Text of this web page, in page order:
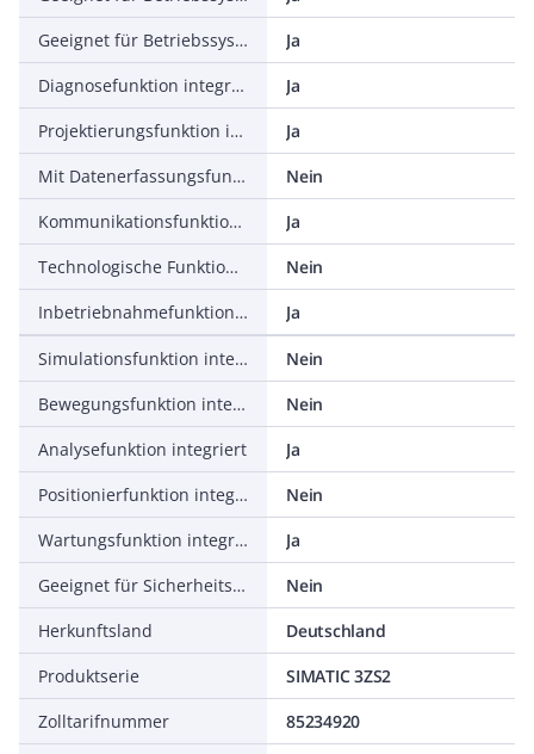
Geeignet für Betriebssystem Windows 7
Ja
Diagnosefunktion integriert
Ja
Projektierungsfunktion integriert
Ja
Mit Datenerfassungsfunktion
Nein
Kommunikationsfunktion integriert
Ja
Technologische Funktion integriert
Nein
Inbetriebnahmefunktion integriert
Ja
Simulationsfunktion integriert
Nein
Bewegungsfunktion integriert
Nein
Analysefunktion integriert
Ja
Positionierfunktion integriert
Nein
Wartungsfunktion integriert
Ja
Geeignet für Sicherheitsfunktionen
Nein
Herkunftsland
Deutschland
Produktserie
SIMATIC 3ZS2
Zolltarifnummer
85234920